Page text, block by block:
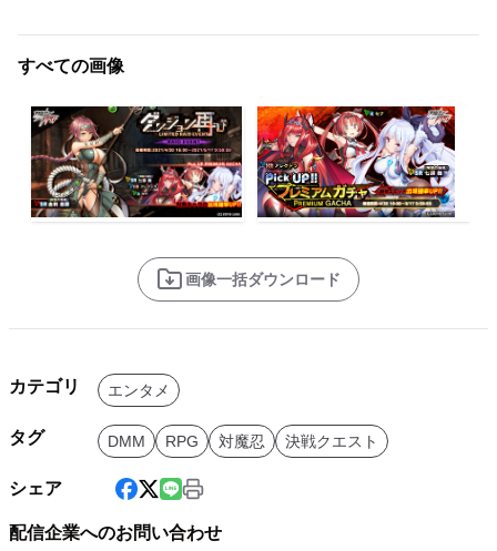
すべての画像
画像一括ダウンロード
カテゴリ エンタメ
タグ DMM RPG 対魔忍 決戦クエスト
シェア
配信企業へのお問い合わせ